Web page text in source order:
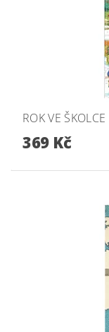
ROK VE ŠKOLCE
369 Kč